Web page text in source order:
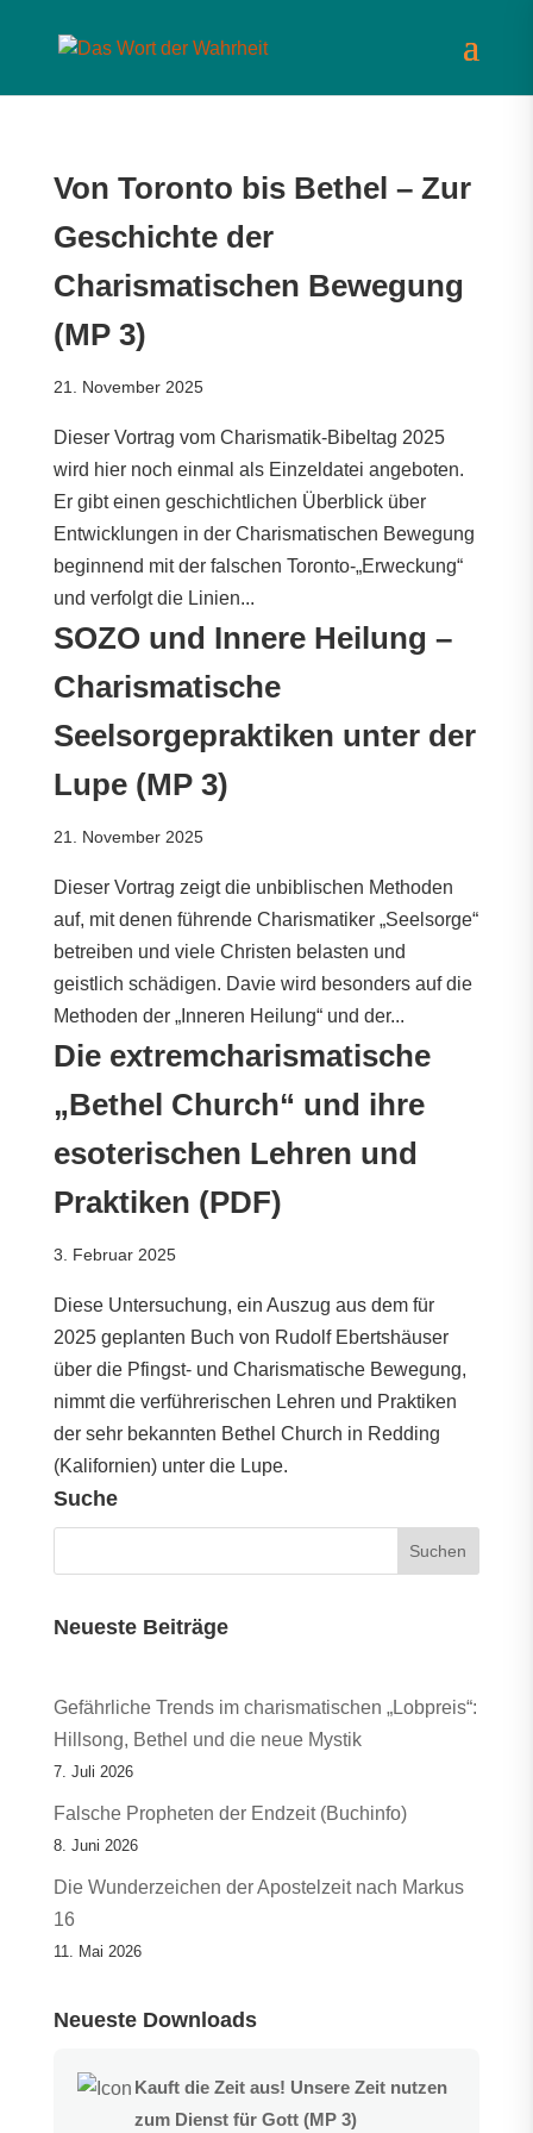
Von Toronto bis Bethel – Zur
Geschichte der
Charismatischen Bewegung
(MP 3)
21. November 2025
Dieser Vortrag vom Charismatik-Bibeltag 2025
wird hier noch einmal als Einzeldatei angeboten.
Er gibt einen geschichtlichen Überblick über
Entwicklungen in der Charismatischen Bewegung
beginnend mit der falschen Toronto-„Erweckung“
und verfolgt die Linien...
SOZO und Innere Heilung –
Charismatische
Seelsorgepraktiken unter der
Lupe (MP 3)
21. November 2025
Dieser Vortrag zeigt die unbiblischen Methoden
auf, mit denen führende Charismatiker „Seelsorge“
betreiben und viele Christen belasten und
geistlich schädigen. Davie wird besonders auf die
Methoden der „Inneren Heilung“ und der...
Die extremcharismatische
„Bethel Church“ und ihre
esoterischen Lehren und
Praktiken (PDF)
3. Februar 2025
Diese Untersuchung, ein Auszug aus dem für
2025 geplanten Buch von Rudolf Ebertshäuser
über die Pfingst- und Charismatische Bewegung,
nimmt die verführerischen Lehren und Praktiken
der sehr bekannten Bethel Church in Redding
(Kalifornien) unter die Lupe.
Suche
Neueste Beiträge
Gefährliche Trends im charismatischen „Lobpreis“:
Hillsong, Bethel und die neue Mystik
7. Juli 2026
Falsche Propheten der Endzeit (Buchinfo)
8. Juni 2026
Die Wunderzeichen der Apostelzeit nach Markus
16
11. Mai 2026
Neueste Downloads
Kauft die Zeit aus! Unsere Zeit nutzen
zum Dienst für Gott (MP 3)